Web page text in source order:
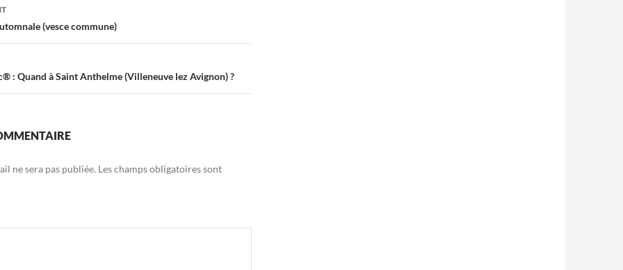
(vesce commune)
: Quand à Saint Anthelme (Villeneuve lez Avignon) ?
ne sera pas publiée. Les champs obligatoires sont